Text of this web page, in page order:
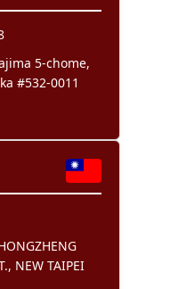
5-chome,
#532-0011
NEW TAIPEI